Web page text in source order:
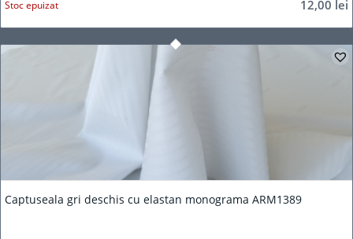
12,00 lei
Stoc epuizat
Captuseala gri deschis cu elastan monograma ARM1389